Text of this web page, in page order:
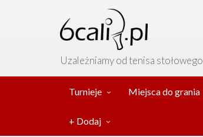
Uzależniamy od tenisa stołowego
Turnieje Miejsca do grania
+ Dodaj